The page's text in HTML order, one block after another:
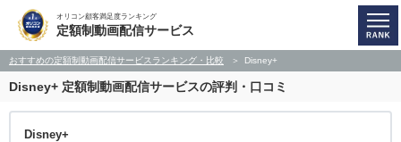
オリコン顧客満足度ランキング
定額制動画配信サービス
おすすめの定額制動画配信サービスランキング・比較 Disney+
Disney+ 定額制動画配信サービスの評判・口コミ
Disney+